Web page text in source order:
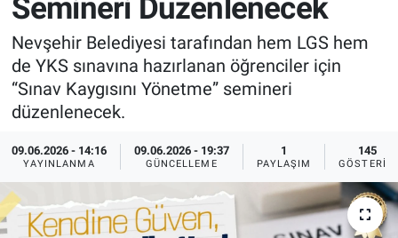
Semineri Düzenlenecek
Nevşehir Belediyesi tarafından hem LGS hem
de YKS sınavına hazırlanan öğrenciler için
“Sınav Kaygısını Yönetme” semineri
düzenlenecek.
09.06.2026 - 14:16
YAYINLANMA
09.06.2026 - 19:37
GÜNCELLEME
1
PAYLAŞIM
145
GÖSTERIM
Sağlık
Yerel
Genel
Asayiş
İlan - Duyuru- Mesaj
Türkiye Gündemi
Sizden Gelenler
Yaşam
Sağlık
İlan - Duyuru- Mesaj
Türkiye Gündemi
Sizden Gelenler